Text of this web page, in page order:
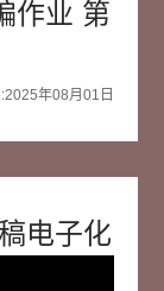
年08月01日
电子化